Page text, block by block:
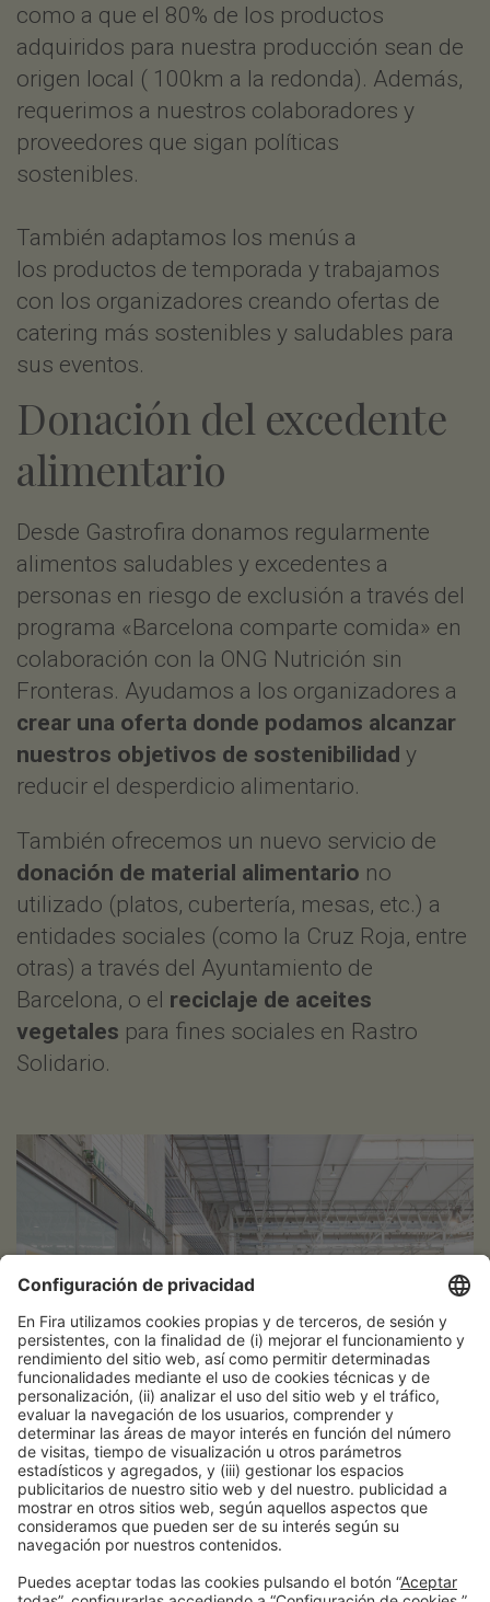
como a que el 80% de los productos
adquiridos para nuestra producción sean de
origen local ( 100km a la redonda). Además,
requerimos a nuestros colaboradores y
proveedores que sigan políticas
sostenibles.
También adaptamos los menús a
los productos de temporada y trabajamos
con los organizadores creando ofertas de
catering más sostenibles y saludables para
sus eventos.
Donación del excedente
alimentario
Desde Gastrofira donamos regularmente
alimentos saludables y excedentes a
personas en riesgo de exclusión a través del
programa «Barcelona comparte comida» en
colaboración con la ONG Nutrición sin
Fronteras. Ayudamos a los organizadores a
crear una oferta donde podamos alcanzar
nuestros objetivos de sostenibilidad y
reducir el desperdicio alimentario.
También ofrecemos un nuevo servicio de
donación de material alimentario no
utilizado (platos, cubertería, mesas, etc.) a
entidades sociales (como la Cruz Roja, entre
otras) a través del Ayuntamiento de
Barcelona, o el reciclaje de aceites
vegetales para fines sociales en Rastro
Solidario.